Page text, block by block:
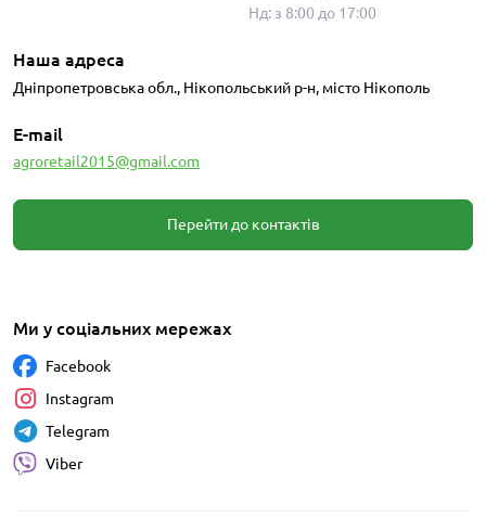
Нд: з 8:00 до 17:00
Наша адреса
Дніпропетровська обл., Нікопольський р-н, місто Нікополь
E-mail
agroretail2015@gmail.com
Перейти до контактів
Ми у соціальних мережах
Facebook
Instagram
Telegram
Viber